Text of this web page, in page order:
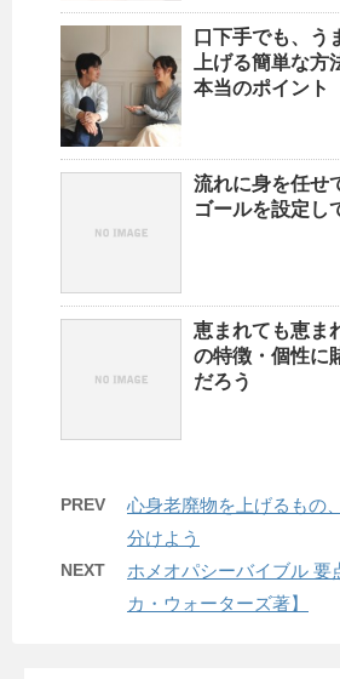
口下手でも、う
上げる簡単な
本当のポイント
流れに身を任せ
ゴールを設定し
恵まれても恵ま
の特徴・個性に
だろう
PREV
心身老廃物を上げるもの
分けよう
NEXT
ホメオパシーバイブル 要
カ・ウォーターズ著】